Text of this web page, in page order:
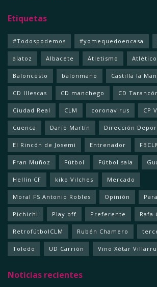
Etiquetas
#Todospodemos #yomequedoencasa
alatoz Albacete Atletismo
Baloncesto balonmano Castilla la
CD Illescas CD manchego CD
Ciudad Real CLM coronavirus CP
Cuenca Darío Martín Dirección
El Rincón de Josemi Entrenador
Fran Muñoz Fútbol Fútbol sala
Hellín CF kiko Vilches Mercado
Moral FS Antonio Robles Opinión
Pichichi Play off Preferente Rafa
RetrofútbolCLM Rubén Chamero
Toledo UD Carrión Vino Xétar
Noticias recientes